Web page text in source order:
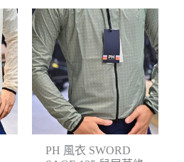
PH 風衣 SWORD